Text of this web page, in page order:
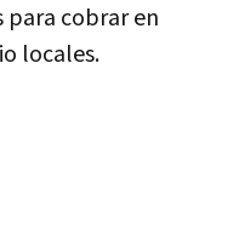
para cobrar en
locales.